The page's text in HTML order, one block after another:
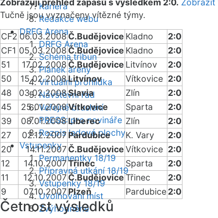
Kariéra
Redakce webu
DRFG Arena
DRFG Arena
Schéma tribun
Plánek areny
Virtuální prohlídka
Návštěvní řád
Veřejné bruslení
PRESS: pro novináře
Rozpis ledové plochy
Vstupenky
Permanentky 18/19
Přípravná utkání 18/19
Vstupenky 18/19
Uvolňování míst
Zvýhodněné
Zobrazuji přehled zápasů s výsledkem 2:0. Zobrazit
Tučně jsou vyznačeny vítězné týmy.
CF2 06.03.2008Č.Budějovice Kladno
2:0
CF1 05.03.2008 Č.Budějovice Kladno
2:0
51
17.02.2008 Č.Budějovice Litvínov
2:0
50
15.02.2008Litvínov Vítkovice 2:0
48
03.02.2008Slavia Zlín
2:0
45
25.01.2008Vítkovice Sparta
2:0
39
08.01.2008Liberec Zlín
2:0
27
02.12.2007 Pardubice K. Vary
2:0
20
14.11.2007 Č.BudějoviceVítkovice 2:0
12
14.10.2007Třinec Sparta
2:0
11
12.10.2007 Č.BudějoviceTřinec
2:0
9
07.10.2007 Plzeň Pardubice2:0
Četnost výsledků